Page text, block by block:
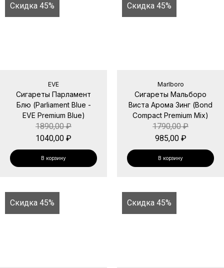
Скидка 45%
EVE
Сигареты Парламент
Блю (Parliament Blue -
EVE Premium Blue)
1890,00₽
1040,00 ₽
В корзину
Скидка 45%
Marlboro
Сигареты Мальборо
Виста Арома Зинг (Bond
Compact Premium Mix)
1790,00₽
985,00 ₽
В корзину
Скидка 45% Скидка 45%